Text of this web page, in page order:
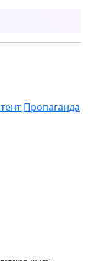
Пропаганда